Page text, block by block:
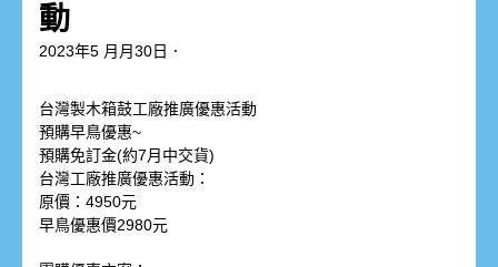
動
2023年5 月月30日
台灣製木箱鼓工廠推廣優惠活動
預購早鳥優惠~
預購免訂金(約7月中交貨)
台灣工廠推廣優惠活動：
原價：4950元
早鳥優惠價2980元